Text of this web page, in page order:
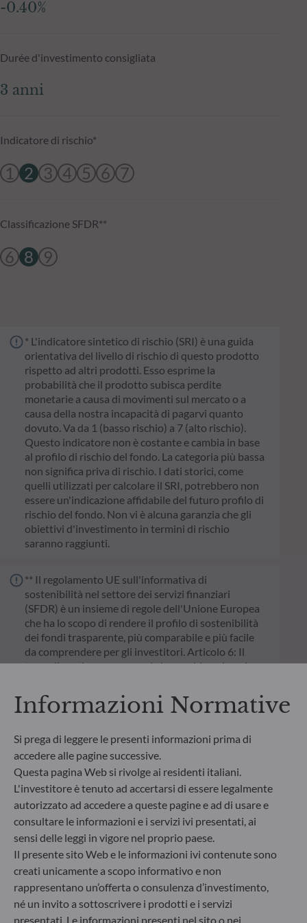
-0.40%
Durée d'investimento consigliata
3 anni
Indicatore di rischio*
1 2 3 4 5 6 7
Classificazione SFDR**
6 8 9
* L'indicatore sintetico di rischio (SRI) è una guida
orientativa del livello di rischio di questo prodotto
rispetto ad altri prodotti. Esso esprime la
probabilità che il prodotto subisca perdite
monetarie a causa di movimenti sul mercato o a
causa della nostra incapacità di pagarvi quanto
dovuto. Va da 1 (basso rischio) a 7 (alto rischio).
Questo indicatore non è costante e cambia in base
al profilo di rischio del fondo. La categoria più bassa
non significa priva di rischio. I dati storici, come
quelli utilizzati per calcolare il SRI, potrebbero non
essere un'indicazione affidabile del futuro profilo di
rischio del fondo. Non vi è alcuna garanzia che gli
obiettivi d'investimento in termini di rischio
saranno raggiunti.
** Il regolamento UE sull'informativa di
sostenibilità nel settore dei servizi finanziari
(SFDR) è un insieme di regole dell'Unione Europea
che ha lo scopo di rendere il profilo di sostenibilità
dei fondi trasparente, più comparabile e più facile
da comprendere per gli investitori. Articolo 6: Il
team di gestione non prende in considerazione i
dalle decisioni d’investimento sui fattori legati alla
sostenibilità nel processo decisionale
affronta i rischi di sostenibilità integrando criteri
ESG (Ambientali e/o Sociali e/o di Governance) nei
suoi processi decisionali d’investimento. Articolo 9:
Il team di gestione persegue un rigido obiettivo
d’investimento sostenibile che apporti un
contributo significativo nel superare le sfide della
transizione ecologica e affronta i rischi di
sostenibilità avvalendosi dei rating forniti dal
fornitore di dati ESG esterno della Società di
gestione.
Informazioni Normative
Si prega di leggere le presenti informazioni prima di
accedere alle pagine successive.
Questa pagina Web si rivolge ai residenti italiani.
L'investitore è tenuto ad accertarsi di essere legalmente
autorizzato ad accedere a queste pagine e ad di usare e
consultare le informazioni e i servizi ivi presentati, ai
sensi delle leggi in vigore nel proprio paese.
Il presente sito Web e le informazioni ivi contenute sono
creati unicamente a scopo informativo e non
rappresentano un’offerta o consulenza d’investimento,
né un invito a sottoscrivere i prodotti e i servizi
presentati. Le informazioni presenti nel sito o nei